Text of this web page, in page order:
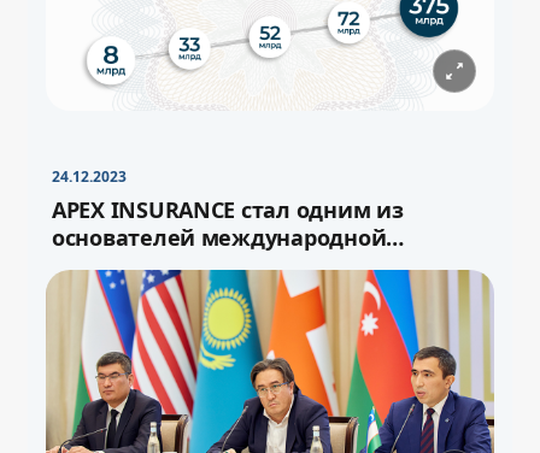
16pt + Свернуть
− 16pt + Свернуть
24.12.2023
APEX INSURANCE стал одним из
основателей международной
перестраховочной ёмкости «Turan»